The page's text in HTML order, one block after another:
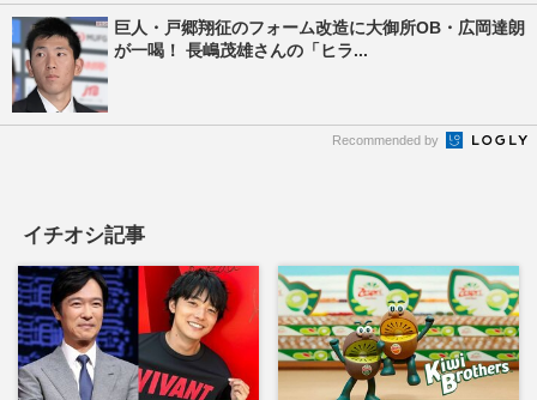
巨人・戸郷翔征のフォーム改造に大御所OB・広岡達朗
が一喝！ 長嶋茂雄さんの「ヒラ...
Recommended by
イチオシ記事